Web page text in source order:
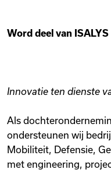
Word deel van
Innovatie ten dienste
Als
ondersteunen wij
Mobiliteit, Defensie,
met engineering,